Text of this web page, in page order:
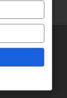
reserved
beállításai